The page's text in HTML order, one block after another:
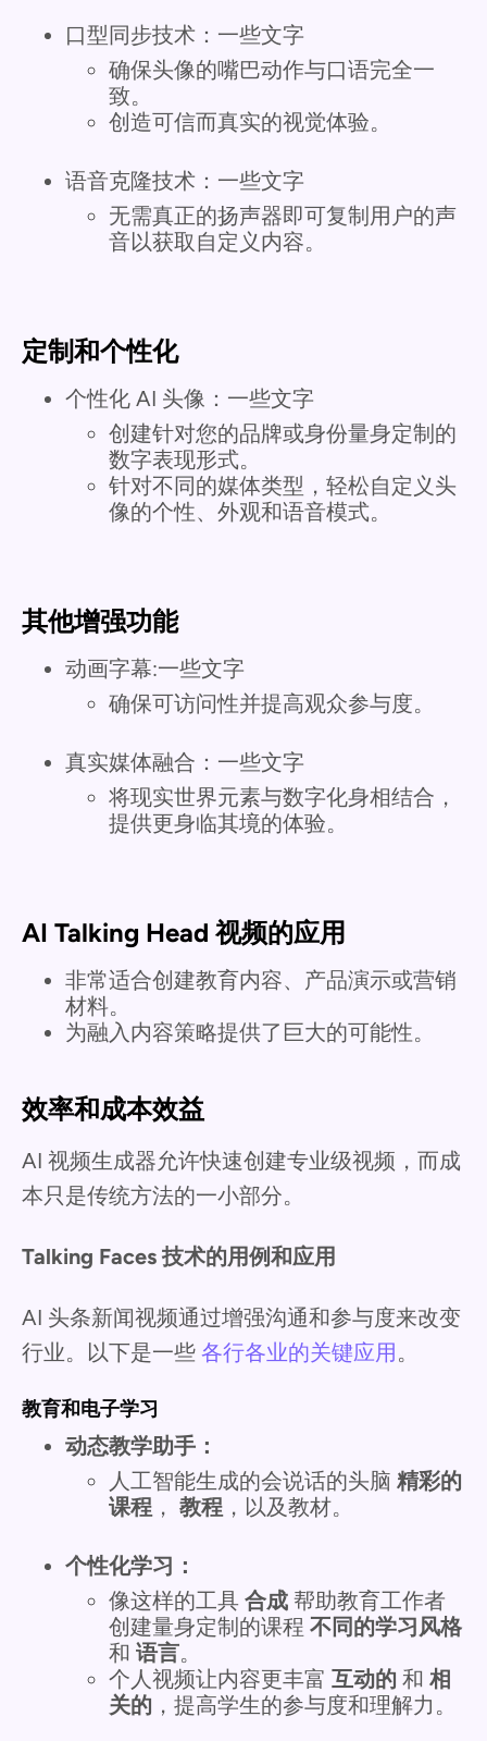
口型同步技术：一些文字
确保头像的嘴巴动作与口语完全一
致。
创造可信而真实的视觉体验。
语音克隆技术：一些文字
无需真正的扬声器即可复制用户的声
音以获取自定义内容。
定制和个性化
个性化 AI 头像：一些文字
创建针对您的品牌或身份量身定制的
数字表现形式。
针对不同的媒体类型，轻松自定义头
像的个性、外观和语音模式。
其他增强功能
动画字幕:一些文字
确保可访问性并提高观众参与度。
真实媒体融合：一些文字
将现实世界元素与数字化身相结合，
提供更身临其境的体验。
AI Talking Head 视频的应用
非常适合创建教育内容、产品演示或营销
材料。
为融入内容策略提供了巨大的可能性。
效率和成本效益
AI 视频生成器允许快速创建专业级视频，而成
本只是传统方法的一小部分。
Talking Faces 技术的用例和应用
AI 头条新闻视频通过增强沟通和参与度来改变
行业。以下是一些 各行各业的关键应用。
教育和电子学习
动态教学助手：
人工智能生成的会说话的头脑 精彩的
课程 ， 教程 ，以及教材。
个性化学习：
像这样的工具 合成 帮助教育工作者
创建量身定制的课程 不同的学习风格
和 语言。
个人视频让内容更丰富 互动的 和 相
关的 ，提高学生的参与度和理解力。